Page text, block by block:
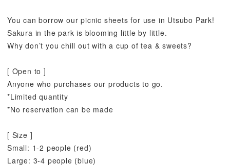
You can borrow our picnic sheets for use in Utsubo Park!
Sakura in the park is blooming little by little.
Why don’t you chill out with a cup of tea & sweets?
[ Open to ]
Anyone who purchases our products to go.
*Limited quantity
*No reservation can be made
[ Size ]
Small: 1-2 people (red)
Large: 3-4 people (blue)